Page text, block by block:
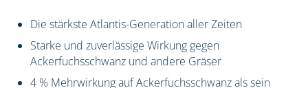
Die stärkste Atlantis-Generation aller Zeiten
Starke und zuverlässige Wirkung gegen
Ackerfuchsschwanz und andere Gräser
4 % Mehrwirkung auf Ackerfuchsschwanz als sein